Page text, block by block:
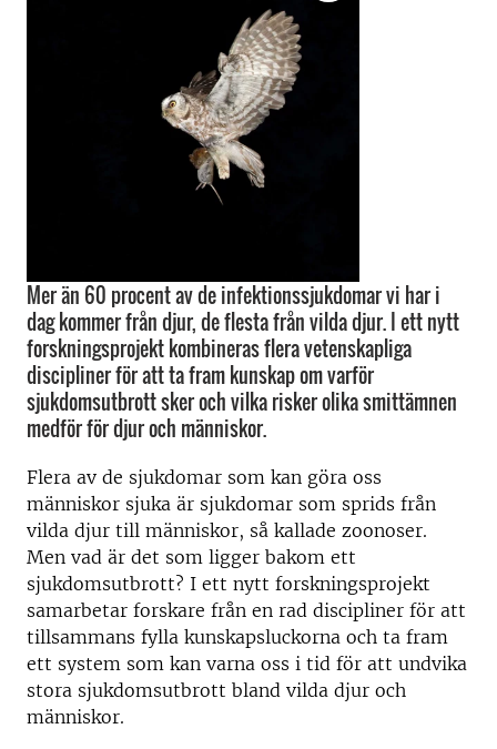
Mer än 60 procent av de infektionssjukdomar vi har i
dag kommer från djur, de flesta från vilda djur. I ett nytt
forskningsprojekt kombineras flera vetenskapliga
discipliner för att ta fram kunskap om varför
sjukdomsutbrott sker och vilka risker olika smittämnen
medför för djur och människor.
Flera av de sjukdomar som kan göra oss
människor sjuka är sjukdomar som sprids från
vilda djur till människor, så kallade zoonoser.
Men vad är det som ligger bakom ett
sjukdomsutbrott? I ett nytt forskningsprojekt
samarbetar forskare från en rad discipliner för att
tillsammans fylla kunskapsluckorna och ta fram
ett system som kan varna oss i tid för att undvika
stora sjukdomsutbrott bland vilda djur och
människor.